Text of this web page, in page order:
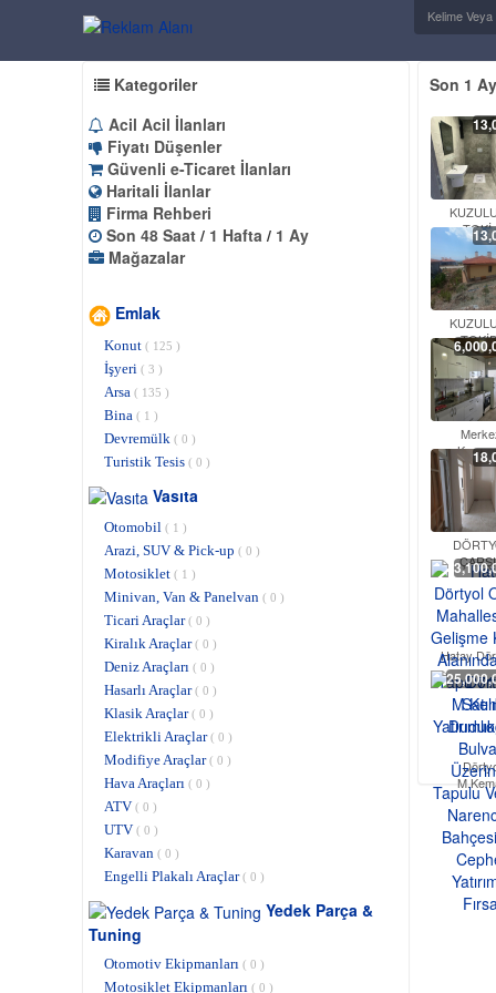
Kategoriler
Acil Acil İlanları
Fiyatı Düşenler
Güvenli e-Ticaret İlanları
Haritali İlanlar
Firma Rehberi
Son 48 Saat / 1 Hafta / 1 Ay
Mağazalar
Emlak
Konut ( 125 )
İşyeri ( 3 )
Arsa ( 135 )
Bina ( 1 )
Devremülk ( 0 )
Turistik Tesis ( 0 )
Vasıta
Otomobil ( 1 )
Arazi, SUV & Pick-up ( 0 )
Motosiklet ( 1 )
Minivan, Van & Panelvan ( 0 )
Ticari Araçlar( 0 )
Kiralık Araçlar( 0 )
Deniz Araçları ( 0 )
Hasarlı Araçlar( 0 )
Klasik Araçlar( 0 )
Elektrikli Araçlar( 0 )
Modifiye Araçlar( 0 )
Hava Araçları ( 0 )
ATV ( 0 )
UTV ( 0 )
Karavan ( 0 )
Engelli Plakalı Araçlar( 0 )
Yedek Parça &
Tuning
Otomotiv Ekipmanları ( 0 )
Motosiklet Ekipmanları ( 0 )
Son 1
TOKİ
Hatay